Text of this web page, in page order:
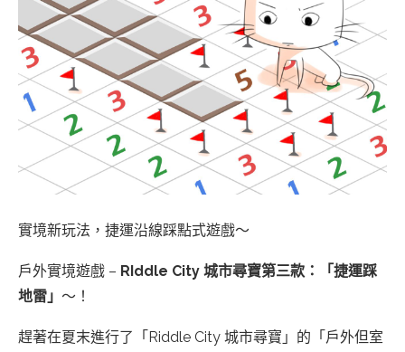
實境新玩法，捷運沿線踩點式遊戲～
戶外實境遊戲 – RIddle City 城市尋寶第三款：「捷運踩
地雷」 ～！
趕著在夏末進行了「Riddle City 城市尋寶」的「戶外但室